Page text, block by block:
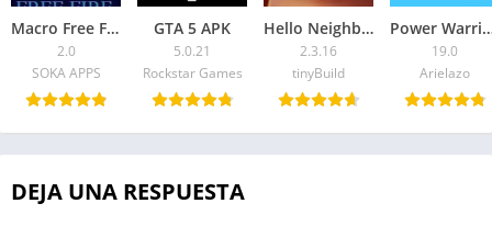
Macro Free Fire APK
2.0
SOKA APPS
GTA 5 APK
5.0.21
Rockstar Games
Hello Neighbor APK
2.3.16
tinyBuild
Power
19.0
Arielazo
DEJA UNA RESPUESTA